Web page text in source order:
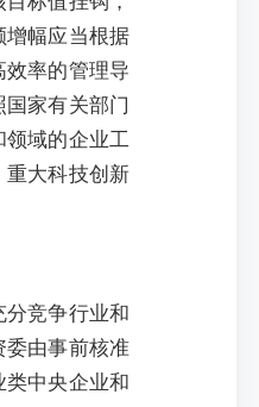
增幅应当根据
效率的管理导
家有关部门
域的企业工
重大科技创新
分竞争行业和
委由事前核准
类中央企业和